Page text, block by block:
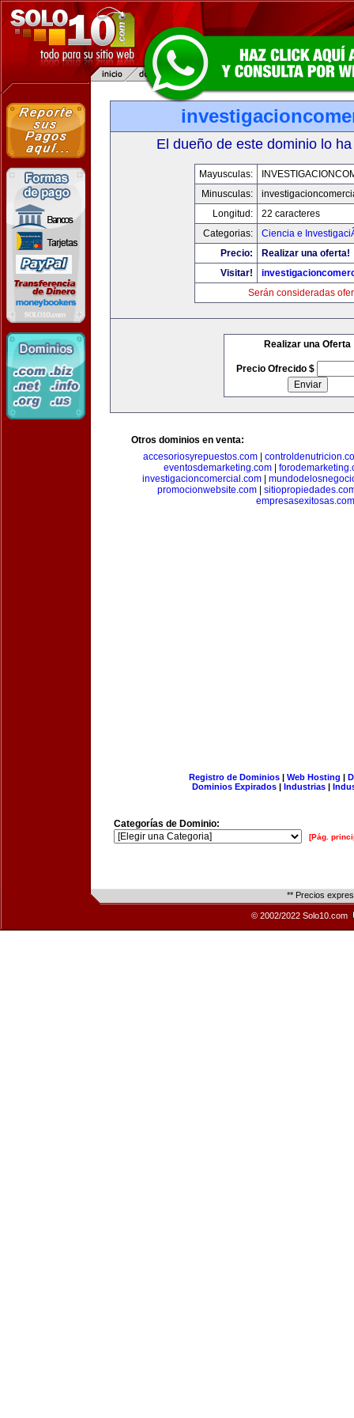
El dueño de este dominio lo
Mayusculas:
Minusculas:
Longitud:
22 caracteres
Categorias:
Ciencia e
Precio:
Realizar una oferta!
Visitar!
Serán consideradas
Realizar una Oferta
Precio Ofrecido $
Otros dominios en venta:
accesoriosyrepuestos.com
eventosdemarketing.com|
investigacioncomercial.com
promocionwebsite.com
empresasexitosas.com
Registro de Dominios| Web Hosting |
Dominios Expirados | Industrias |
Categorías de Dominio:
[Pág.
** Precios
© 2002/2022 Solo10.com